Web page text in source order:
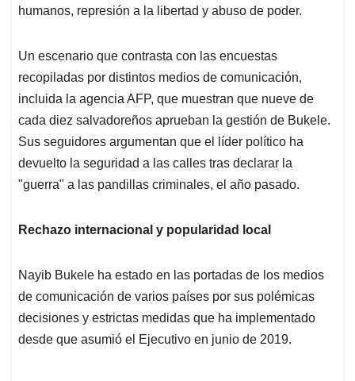
humanos, represión a la libertad y abuso de poder.
Un escenario que contrasta con las encuestas
recopiladas por distintos medios de comunicación,
incluida la agencia AFP, que muestran que nueve de
cada diez salvadoreños aprueban la gestión de Bukele.
Sus seguidores argumentan que el líder político ha
devuelto la seguridad a las calles tras declarar la
"guerra" a las pandillas criminales, el año pasado.
Rechazo internacional y popularidad local
Nayib Bukele ha estado en las portadas de los medios
de comunicación de varios países por sus polémicas
decisiones y estrictas medidas que ha implementado
desde que asumió el Ejecutivo en junio de 2019.